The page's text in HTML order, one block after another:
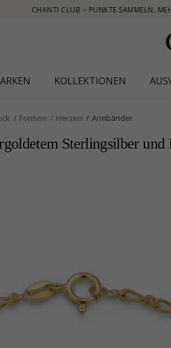
HIER
KOLLEKTIONEN
Formen Herzen Armbänder
Sterlingsilber